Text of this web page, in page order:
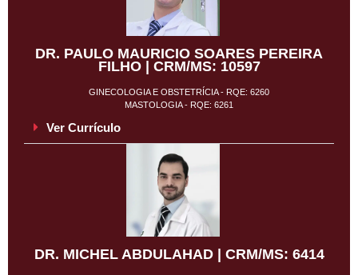
DR. PAULO MAURICIO SOARES PEREIRA
FILHO | CRM/MS: 10597
GINECOLOGIA E OBSTETRÍCIA - RQE: 6260
MASTOLOGIA - RQE: 6261
Ver Currículo
DR. MICHEL ABDULAHAD | CRM/MS: 6414